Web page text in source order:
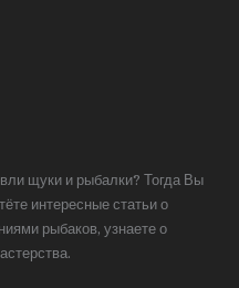
щуки и рыбалки? Тогда Вы
интересные статьи о
рыбаков, узнаете о